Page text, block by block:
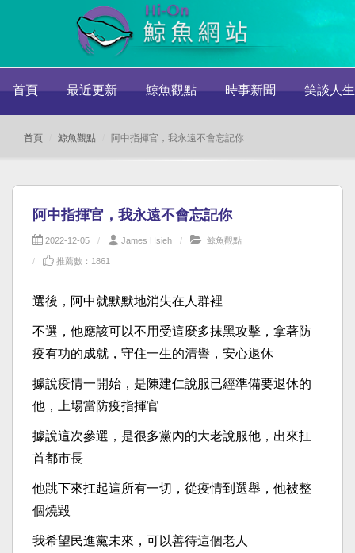
首頁 最近更新 鯨魚觀點 時事新聞 笑談人生
首頁 鯨魚觀點 阿中指揮官，我永遠不會忘記你
阿中指揮官，我永遠不會忘記你
2022-12-05 James Hsieh 鯨魚觀點
推薦數：1861
選後，阿中就默默地消失在人群裡
不選，他應該可以不用受這麼多抹黑攻擊，拿著防
疫有功的成就，守住一生的清譽，安心退休
據說疫情一開始，是陳建仁說服已經準備要退休的
他，上場當防疫指揮官
據說這次參選，是很多黨內的大老說服他，出來扛
首都市長
他跳下來扛起這所有一切，從疫情到選舉，他被整
個燒毀
我希望民進黨未來，可以善待這個老人